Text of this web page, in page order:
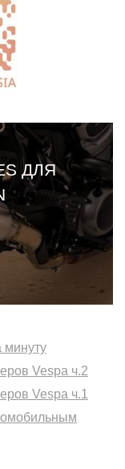
ДЛЯ
минуту
Vespa ч.2
Vespa ч.1